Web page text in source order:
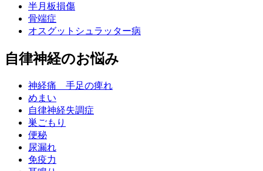
半月板損傷
骨端症
オスグットシュラッター病
自律神経のお悩み
神経痛 手足の痺れ
めまい
自律神経失調症
巣ごもり
便秘
尿漏れ
免疫力